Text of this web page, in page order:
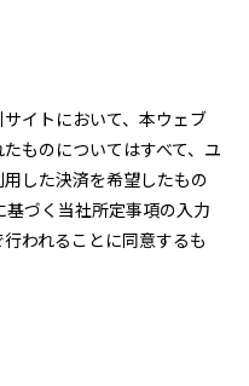
イトにおいて、本ウェブ
ものについてはすべて、ユ
した決済を希望したもの
づく当社所定事項の入力
われることに同意するも